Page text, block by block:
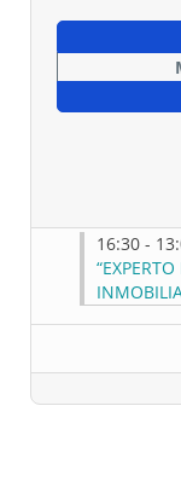
16:30 -